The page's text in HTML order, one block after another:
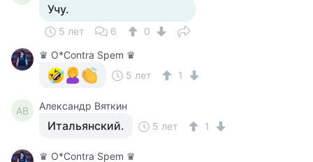
Учу.
5 лет 6
0
♛ О*Contra Spem ♛
5 лет
1
АВ Александр Вяткин
Итальянский. 5 лет 1
♛ О*Contra Spem ♛